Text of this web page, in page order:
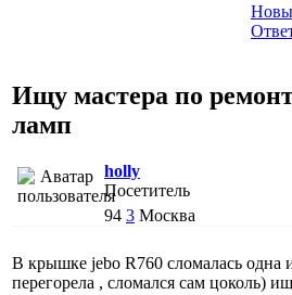
Ищу мастера по
ламп
holly
Посетитель
94 3 Москва
В крышке jebo R760 сломалась одна
перегорела , сломался сам цоколь)